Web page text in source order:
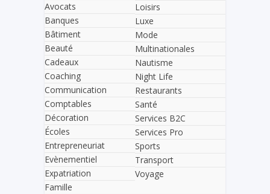
Avocats
Banques
Bâtiment
Beauté
Cadeaux
Coaching
Communication
Comptables
Décoration
Écoles
Entrepreneuriat
Evènementiel
Expatriation
Famille
Loisirs
Luxe
Mode
Multinationales
Nautisme
Night Life
Restaurants
Santé
Services B2C
Services Pro
Sports
Transport
Voyage